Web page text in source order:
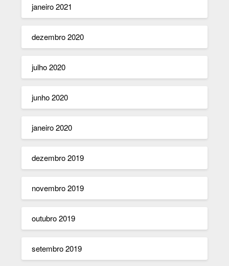
janeiro 2021
dezembro 2020
julho 2020
junho 2020
janeiro 2020
dezembro 2019
novembro 2019
outubro 2019
setembro 2019